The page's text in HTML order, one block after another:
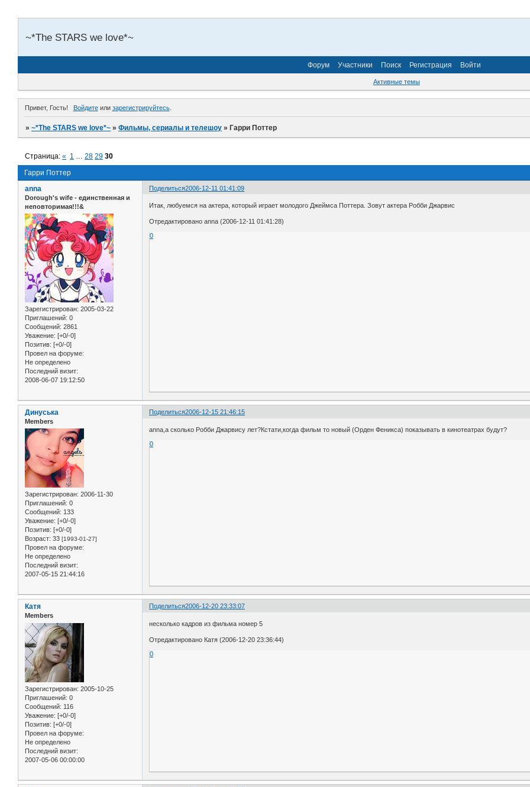
~*The STARS we love*~
Форум Участники Поиск Регистрация Войти
Активные темы
Привет, Гость! Войдитеили зарегистрируйтесь.
»~*The STARS we love*~ »Фильмы, сериалы и телешоу »Гарри Поттер
Гарри Поттер
Страница:« 1 … 28 29 30
Поделиться2006-12-11 01:41:09
anna
Dorough's wife - единственная и
неповторимая!!!&
Зарегистрирован: 2005-03-22
Приглашений: 0
Сообщений: 2861
Уважение: [+0/-0]
Позитив: [+0/-0]
Провел на форуме:
Не определено
Последний визит:
2008-06-07 19:12:50
Итак, любуемся на актера, который играет молодого Джеймса Поттера. Зовут актера Робби Джарвис
Отредактировано anna (2006-12-11 01:41:28)
0
Поделиться2006-12-15 21:46:15
Динуська
Members
Зарегистрирован: 2006-11-30
Приглашений: 0
Сообщений: 133
Уважение: [+0/-0]
Позитив: [+0/-0]
Возраст: 33 [1993-01-27]
Провел на форуме:
Не определено
Последний визит:
2007-05-15 21:44:16
anna,а сколько Робби Джарвису лет?Кстати,когда фильм то новый (Орден Феникса) показывать в кинотеатрах будут?
0
Поделиться2006-12-20 23:33:07
Катя
Members
Зарегистрирован: 2005-10-25
Приглашений: 0
Сообщений: 116
Уважение: [+0/-0]
Позитив: [+0/-0]
Провел на форуме:
Не определено
Последний визит:
2007-05-06 00:00:00
несколько кадров из фильма номер 5
Отредактировано Катя (2006-12-20 23:36:44)
0